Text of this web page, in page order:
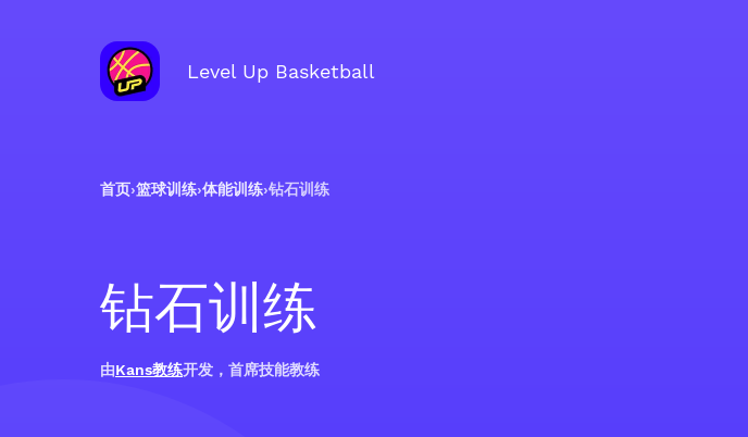
Level Up Basketball
首页›篮球训练›体能训练›钻石训练
钻石训练
由Kans教练开发，首席技能教练